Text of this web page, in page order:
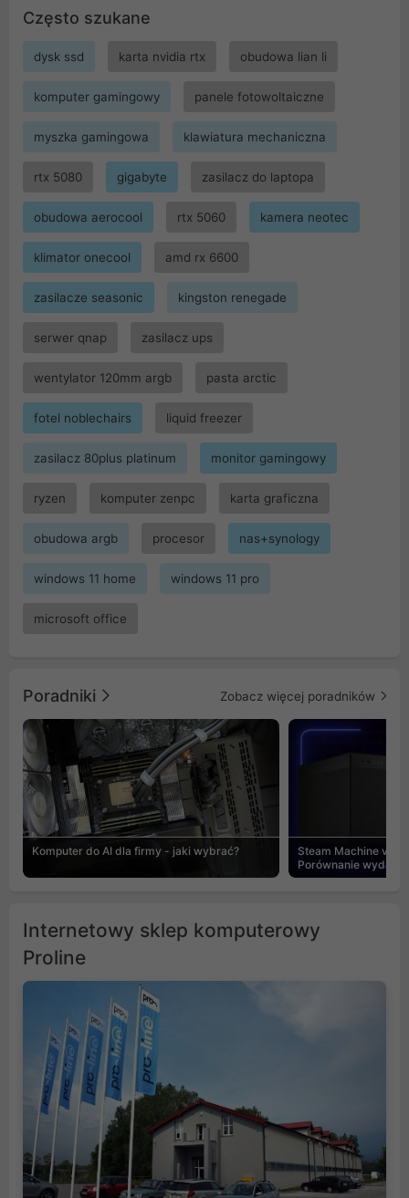
Często szukane
dysk ssd karta nvidia rtx obudowa lian li
komputer gamingowy panele fotowoltaiczne
myszka gamingowa klawiatura mechaniczna
rtx 5080 gigabyte zasilacz do laptopa
obudowa aerocool rtx 5060 kamera neotec
klimator onecool amd rx 6600
zasilacze seasonic kingston renegade
serwer qnap zasilacz ups
wentylator 120mm argb pasta arctic
fotel noblechairs liquid freezer
zasilacz 80plus platinum monitor gamingowy
ryzen komputer zenpc karta graficzna
obudowa argb procesor nas+synology
windows 11 home windows 11 pro
microsoft office
Poradniki Zobacz więcej poradników
Komputer do AI dla firmy - jaki wybrać?
Steam Machine vs
Porównanie
Internetowy sklep komputerowy
Proline